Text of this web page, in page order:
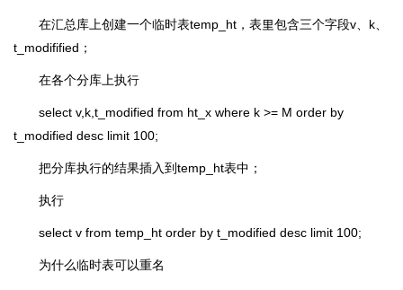
在汇总库上创建一个临时表temp_ht，表里包含三个字段v、k、
t_modifified；
在各个分库上执行
select v,k,t_modified from ht_x where k >= M order by
t_modified desc limit 100;
把分库执行的结果插入到temp_ht表中；
执行
select v from temp_ht order by t_modified desc limit 100;
为什么临时表可以重名